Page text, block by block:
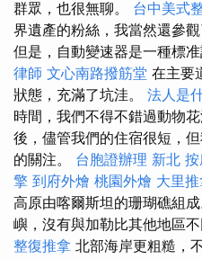
群眾，也很無聊。 台中美式
界遺產的粉絲，我當然還參
但是，自動變速器是一種標
律師 文心南路撥筋堂 在主要
狀態，充滿了坑洼。 法人是
時間，我們不得不錯過動物花
後，儘管我們的住宿很短，
的關注。 台胞證辦理 新北
擎 到府外燴 桃園外燴 大里
高原由喀爾斯坦的珊瑚礁組
嶼，沒有與加勒比其他地區
整復推拿 北部海岸更粗糙，